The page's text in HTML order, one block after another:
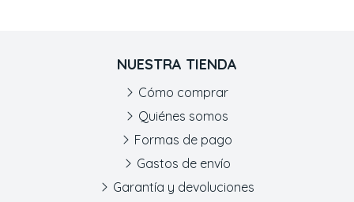
NUESTRA TIENDA
Cómo comprar
Quiénes somos
Formas de pago
Gastos de envío
Garantía y devoluciones